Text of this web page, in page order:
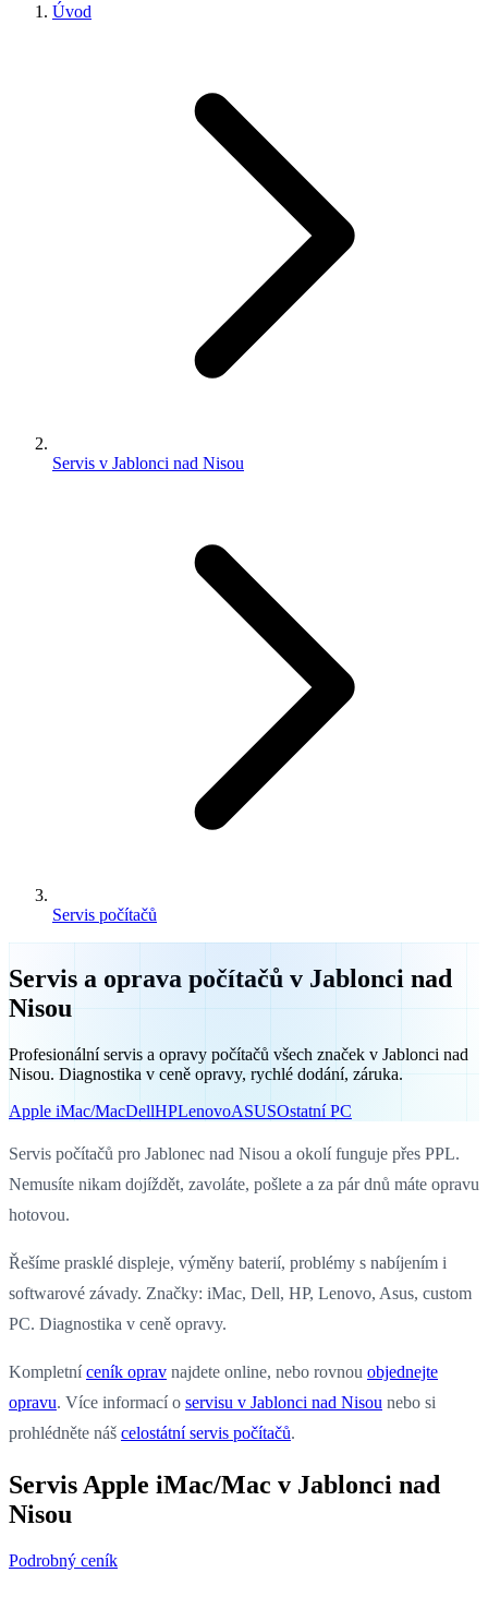
Úvod
Servis v Jablonci nad Nisou
Servis počítačů
Servis a oprava počítačů v Jablonci nad
Nisou
Profesionální servis a opravy počítačů všech značek v Jablonci nad
Nisou. Diagnostika v ceně opravy, rychlé dodání, záruka.
Apple iMac/MacDellHPLenovoASUSOstatní PC
Servis počítačů pro Jablonec nad Nisou a okolí funguje přes PPL.
Nemusíte nikam dojíždět, zavoláte, pošlete a za pár dnů máte opravu
hotovou.
Řešíme prasklé displeje, výměny baterií, problémy s nabíjením i
softwarové závady. Značky: iMac, Dell, HP, Lenovo, Asus, custom
PC. Diagnostika v ceně opravy.
Kompletníceník oprav najdete online, nebo rovnou objednejte
opravu. Více informací o servisu v Jablonci nad Nisou nebo si
prohlédněte náš celostátní servis počítačů.
Servis Apple iMac/Mac v Jablonci nad
Nisou
Podrobný ceník